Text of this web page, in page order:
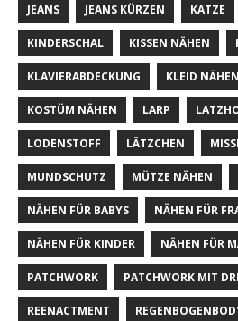
JEANS JEANS KÜRZEN KATZE
KINDERSCHAL KISSEN NÄHEN
KLAVIERABDECKUNG KLEID NÄHEN
KOSTÜM NÄHEN LARP
LODENSTOFF LÄTZCHEN
MUNDSCHUTZ MÜTZE NÄHEN
NÄHEN FÜR BABYS NÄHEN FÜR
NÄHEN FÜR KINDER NÄHEN FÜR
PATCHWORK PATCHWORK MIT
REENACTMENT